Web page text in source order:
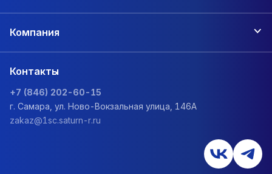
Компания
Контакты
+7 (846) 202-60-15
г. Самара, ул. Ново-Вокзальная улица, 146А
zakaz@1sc.saturn-r.ru